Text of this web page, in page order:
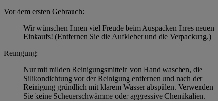
Vor dem ersten Gebrauch:
Wir wünschen Ihnen viel Freude beim Auspacken Ihres neuen
Einkaufs! (Entfernen Sie die Aufkleber und die Verpackung.)
Reinigung:
Nur mit milden Reinigungsmitteln von Hand waschen, die
Silikondichtung vor der Reinigung entfernen und nach der
Reinigung gründlich mit klarem Wasser abspülen. Verwenden
Sie keine Scheuerschwämme oder aggressive Chemikalien.